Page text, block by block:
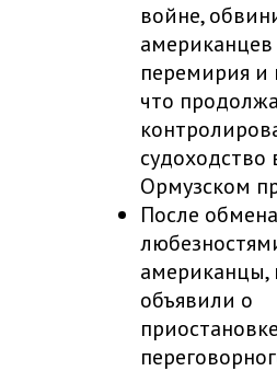
войне,
перемирия и
что
судоходство
Ормузском
После обмена
американцы,
объявили о
приостановке